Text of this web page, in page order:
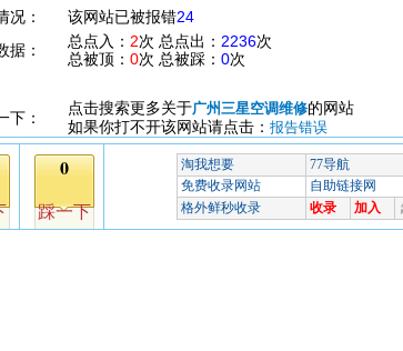
况：
该网站已被报错24
据：
总点入： 2次 总点出： 2236次
总被顶： 0次 总被踩： 0次
下：
点击搜索更多关于广州三星空调维修的网站
如果你打不开该网站请点击： 报告错误